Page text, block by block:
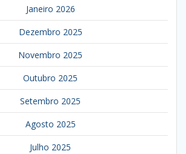
Janeiro 2026
Dezembro 2025
Novembro 2025
Outubro 2025
Setembro 2025
Agosto 2025
Julho 2025